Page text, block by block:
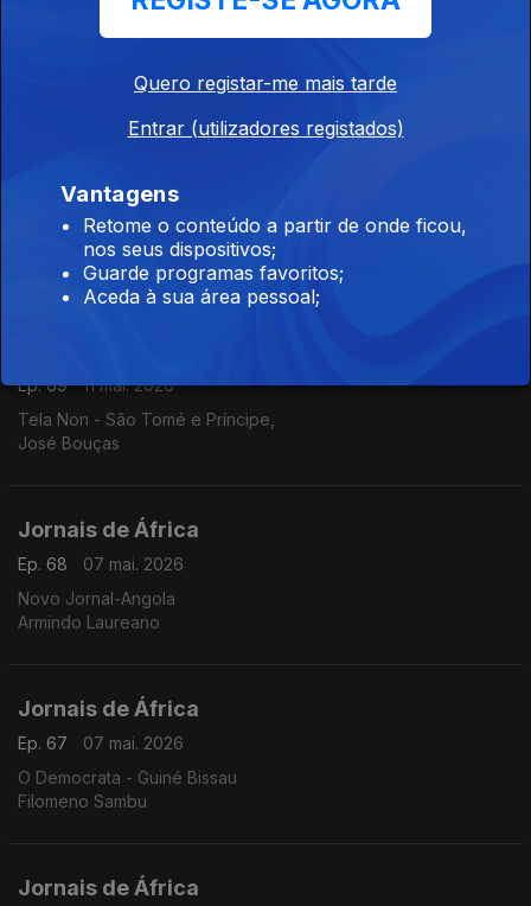
Filomeno Sambu
Ep. 70
13 mai. 2026
Expresso das ilhas - Cabo Verde,
André Amaral
Ep. 69
11 mai. 2026
Tela Non - São Tomé e Príncipe,
José Bouças
Jornais de África
Ep. 68
07 mai. 2026
Novo Jornal-Angola
Armindo Laureano
Jornais de África
Ep. 67
07 mai. 2026
O Democrata - Guiné Bissau
Filomeno Sambu
Jornais de África
Quero registar-me mais tarde
Entrar (utilizadores registados)
Vantagens
Retome o conteúdo a partir de onde ficou,
nos seus dispositivos;
Guarde programas favoritos;
Aceda à sua área pessoal;